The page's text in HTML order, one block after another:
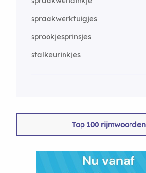
spraakwerktuigjes
sprookjesprinsjes
stalkeurinkjes
Top 100 rijmwoorden